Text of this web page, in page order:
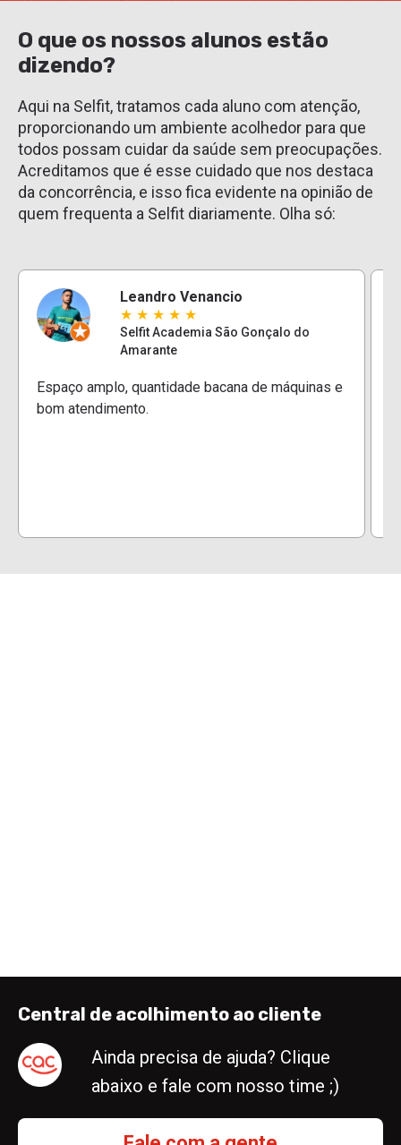
O que os nossos alunos estão
dizendo?
Aqui na Selfit, tratamos cada aluno com atenção,
proporcionando um ambiente acolhedor para que
todos possam cuidar da saúde sem preocupações.
Acreditamos que é esse cuidado que nos destaca
da concorrência, e isso fica evidente na opinião de
quem frequenta a Selfit diariamente. Olha só:
Leandro Venancio
★ ★ ★ ★ ★
Selfit Academia São Gonçalo do
Amarante
Espaço amplo, quantidade bacana de máquinas e
bom atendimento.
Central de acolhimento ao cliente
Ainda precisa de ajuda? Clique
abaixo e fale com nosso time ;)